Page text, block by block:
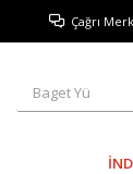
Çağrı